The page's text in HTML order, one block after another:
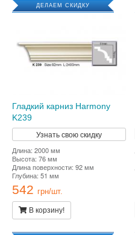
ДЕЛАЕМ СКИДКУ
Гладкий карниз Harmony
K239
Узнать свою скидку
Длина: 2000 мм
Высота: 76 мм
Длина поверхности: 92 мм
Глубина: 51 мм
542 грн/шт.
В корзину!